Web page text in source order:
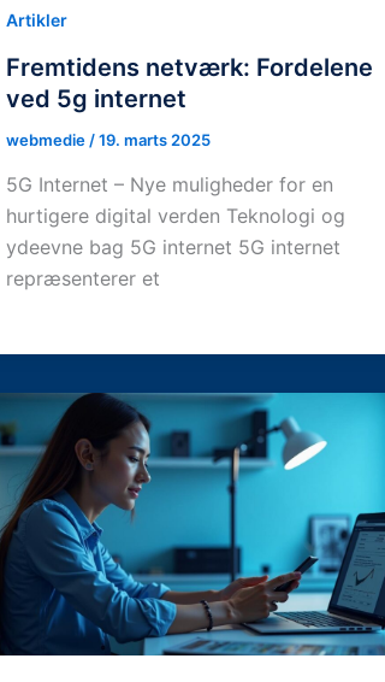
Artikler
Fremtidens netværk: Fordelene
ved 5g internet
webmedie /19. marts 2025
5G Internet – Nye muligheder for en
hurtigere digital verden Teknologi og
ydeevne bag 5G internet 5G internet
repræsenterer et